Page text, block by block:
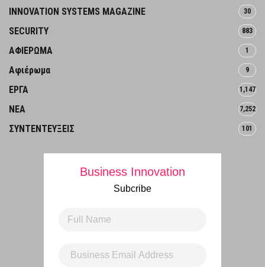
INNOVATION SYSTEMS MAGAZINE 30
SECURITY 883
ΑΦΙΕΡΩΜΑ 1
Αφιέρωμα 9
ΕΡΓΑ 1,147
ΝΕΑ 7,252
ΣΥΝΤΕΝΤΕΥΞΕΙΣ 101
Business Innovation
Subcribe